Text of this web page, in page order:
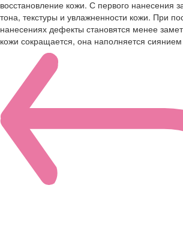
восстановление кожи. С первого нанесения
тона, текстуры и увлажненности кожи. При
нанесениях дефекты становятся менее
кожи сокращается, она наполняется